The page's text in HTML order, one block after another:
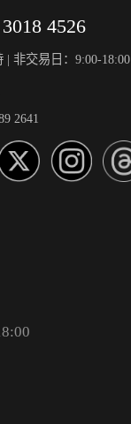
4526
| 非交易日：9:00-18:00
2641